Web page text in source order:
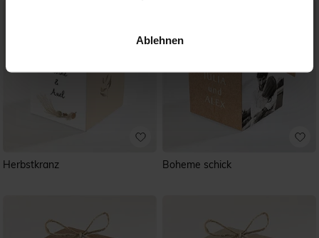
Ablehnen
Herbstkranz Boheme schick